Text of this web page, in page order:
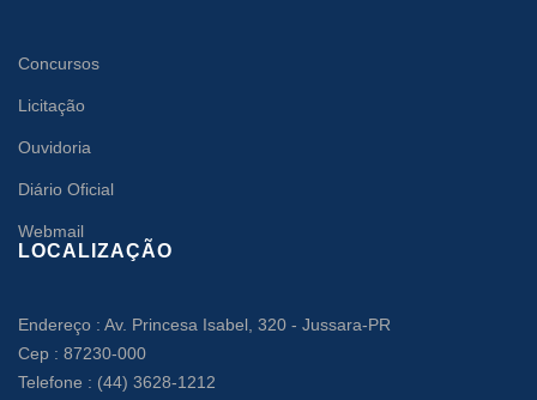
Concursos
Licitação
Ouvidoria
Diário Oficial
Webmail
LOCALIZAÇÃO
Endereço : Av. Princesa Isabel, 320 - Jussara-PR
Cep : 87230-000
Telefone : (44) 3628-1212